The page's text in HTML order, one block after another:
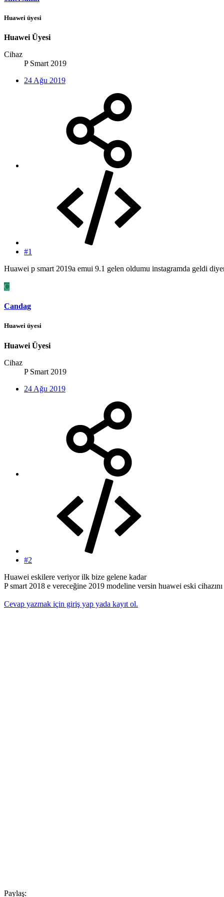
Huawei üyesi
Huawei Üyesi
Cihaz
P Smart 2019
24 Ağu 2019
#1
Huawei p smart 2019a emui 9.1 gelen oldumu instagramda geldi
C
Candag
Huawei üyesi
Huawei Üyesi
Cihaz
P Smart 2019
24 Ağu 2019
#2
Huawei eskilere veriyor ilk bize gelene kadar
P smart 2018 e vereceğine 2019 modeline versin huawei eski
Cevap yazmak için giriş yap yada kayıt ol.
Paylaş: